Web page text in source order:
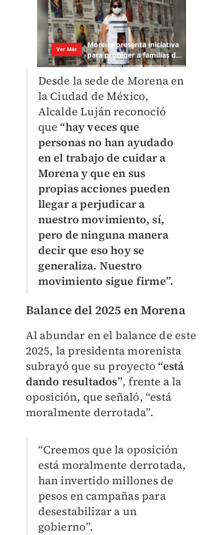
Desde la sede de Morena en
la Ciudad de México,
Alcalde Luján reconoció
que“hay veces que
personas no han ayudado
en el trabajo de cuidar a
Morena y que en sus
propias acciones pueden
llegar a perjudicar a
nuestro movimiento, sí,
pero de ninguna manera
decir que eso hoy se
generaliza. Nuestro
movimiento sigue firme”.
Balance del 2025 en Morena
Al abundar en el balance de este
2025, la presidenta morenista
subrayó que su proyecto“está
dando resultados”, frente a la
oposición, que señaló, “está
moralmente derrotada”.
“Creemos que la oposición
está moralmente derrotada,
han invertido millones de
pesos en campañas para
desestabilizar a un
gobierno”.